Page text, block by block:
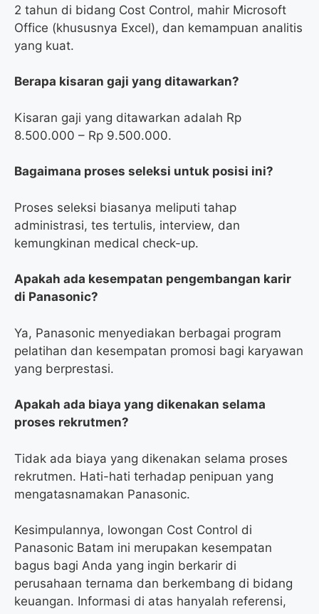
2 tahun di bidang Cost Control, mahir Microsoft
Office (khususnya Excel), dan kemampuan analitis
yang kuat.
Berapa kisaran gaji yang ditawarkan?
Kisaran gaji yang ditawarkan adalah Rp
8.500.000 – Rp 9.500.000.
Bagaimana proses seleksi untuk posisi ini?
Proses seleksi biasanya meliputi tahap
administrasi, tes tertulis, interview, dan
kemungkinan medical check-up.
Apakah ada kesempatan pengembangan karir
di Panasonic?
Ya, Panasonic menyediakan berbagai program
pelatihan dan kesempatan promosi bagi karyawan
yang berprestasi.
Apakah ada biaya yang dikenakan selama
proses rekrutmen?
Tidak ada biaya yang dikenakan selama proses
rekrutmen. Hati-hati terhadap penipuan yang
mengatasnamakan Panasonic.
Kesimpulannya, lowongan Cost Control di
Panasonic Batam ini merupakan kesempatan
bagus bagi Anda yang ingin berkarir di
perusahaan ternama dan berkembang di bidang
keuangan. Informasi di atas hanyalah referensi,